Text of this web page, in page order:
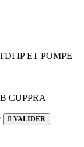
IP ET POMPE
CUPPRA
VALIDER